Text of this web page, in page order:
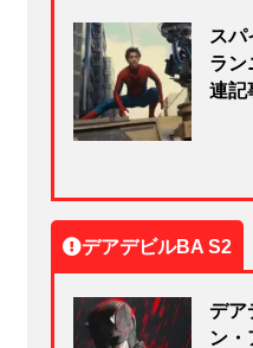
スパ
ラン
連記
デアデビルBA S2
デア
ン・